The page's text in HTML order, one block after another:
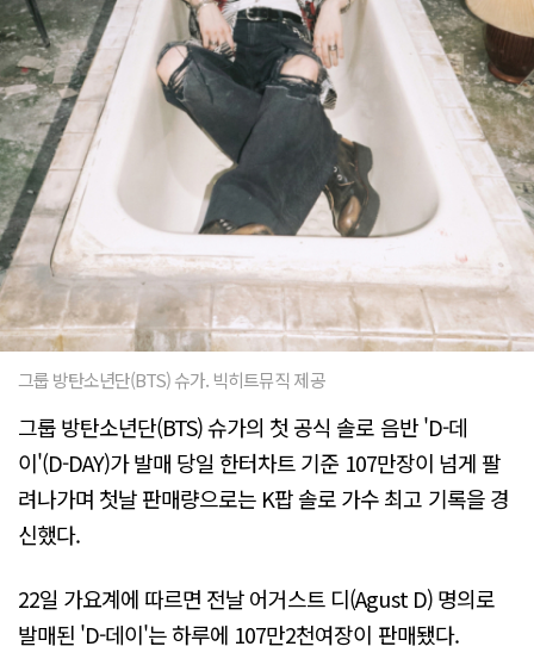
그룹 방탄소년단(BTS) 슈가. 빅히트뮤직 제공
그룹 방탄소년단(BTS) 슈가의 첫 공식 솔로 음반 'D-데
이'(D-DAY)가 발매 당일 한터차트 기준 107만장이 넘게 팔
려나가며 첫날 판매량으로는 K팝 솔로 가수 최고 기록을 경
신했다.
22일 가요계에 따르면 전날 어거스트 디(Agust D) 명의로
발매된 'D-데이'는 하루에 107만2천여장이 판매됐다.